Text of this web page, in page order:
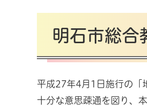
明石市総合
平成27年4月1日施行の「
十分な意思疎通を図り、